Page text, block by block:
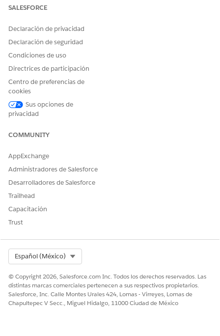
Disponible en:
PERMISOS DE USUARIO NECESARIOS
cuidados integrada:
Para permitir a sus usuarios asociar planes de cuidados con
visitas a domicilio, complete la configuración de Gestión de
cuidados integrada. Para obtener instrucciones detalladas,
Ayuda de Salesforce: Gestionar los planes de cuidados de
pacientes durante visitas a domicilio
¿RESOLVIÓ ESTE ARTÍCULO SU PROBLEMA?
Sí No
SALESFORCE
Declaración de privacidad
Declaración de seguridad
Condiciones de uso
Directrices de participación
Centro de preferencias de
cookies
Sus opciones de
privacidad
COMMUNITY
AppExchange
Administradores de Salesforce
Desarrolladores de Salesforce
Trailhead
Capacitación
Trust
Español (México)
© Copyright 2026, Salesforce.com Inc. Todos los derechos reservados. Las
distintas marcas comerciales pertenecen a sus respectivos propietarios.
Salesforce, Inc. Calle Montes Urales 424, Lomas - Virreyes, Lomas de
Chapultepec V Secc., Miguel Hidalgo, 11000 Ciudad de México